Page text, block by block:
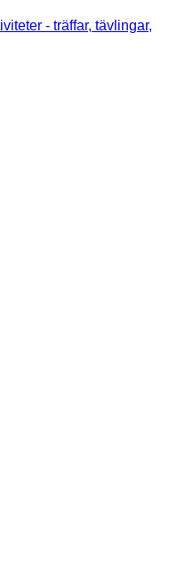
- träffar, tävlingar,